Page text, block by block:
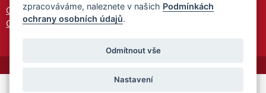
Ochrana osobních údajů
Cookies
zpracováváme, naleznete v našich Podmínkách
ochrany osobních údajů.
Odmítnout vše
Nastavení